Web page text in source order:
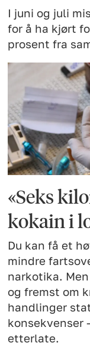
I juni og juli
for å ha kjørt
prosent fra
«Seks
kokain i
Du kan få et
mindre
narkotika.
og fremst om
handlinger
konsekvenser
etterlate.